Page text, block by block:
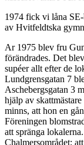
1974 fick vi låna
av Hvitfeldtska
Ar 1975 blev fru
förändrades. Det
supéer allt efter de
Lundgrensgatan 7
Aschebergsgatan 3
hjälp av
minns, att hon en
Föreningen
att spränga
Chalmersområdet;